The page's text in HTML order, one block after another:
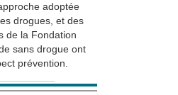
adoptée
drogues, et des
de la Fondation
sans drogue ont
prévention.